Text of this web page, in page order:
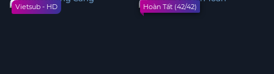
Vietsub - HD Hoàn Tất (42/42)